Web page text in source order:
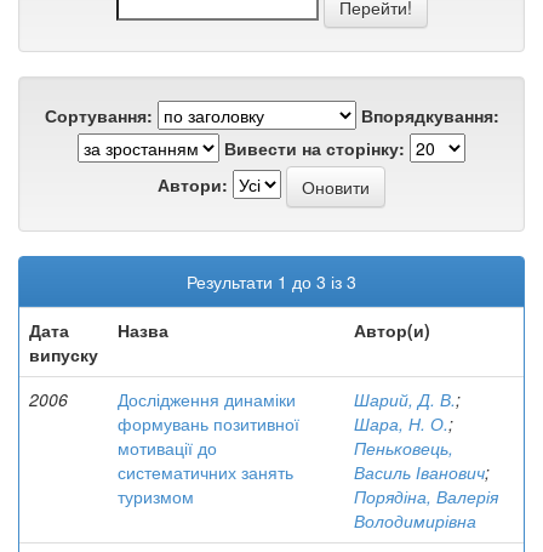
Сортування:
Впорядкування:
Вивести на сторінку:
Автори:
Результати 1 до 3 із 3
Дата
випуску
Назва Автор(и)
2006
Дослідження динаміки
формувань позитивної
мотивації до
систематичних занять
туризмом
Шарий, Д. В.;
Шара, Н. О.;
Пеньковець,
Василь Іванович;
Порядіна, Валерія
Володимирівна